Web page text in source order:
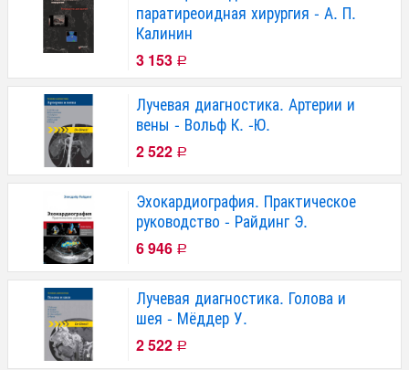
паратиреоидная хирургия - А. П.
Калинин
3 153 Р
Лучевая диагностика. Артерии и
вены - Вольф К. -Ю.
2 522 Р
Эхокардиография. Практическое
руководство - Райдинг Э.
6 946 Р
Лучевая диагностика. Голова и
шея - Мёддер У.
2 522 Р